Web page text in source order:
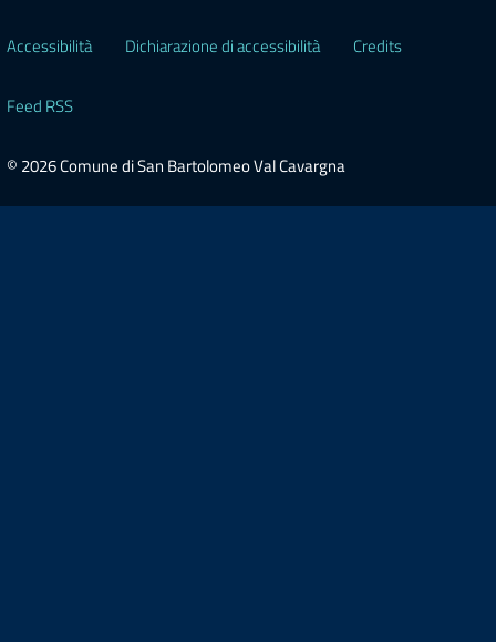
Accessibilità Dichiarazione di accessibilità Credits
Feed RSS
© 2026 Comune di San Bartolomeo Val Cavargna